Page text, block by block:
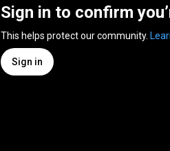
Sign in to confirm
This helps protect our community.
Sign in